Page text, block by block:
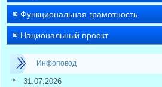
Функциональная грамотность
Национальный проект
Инфоповод
31.07.2026